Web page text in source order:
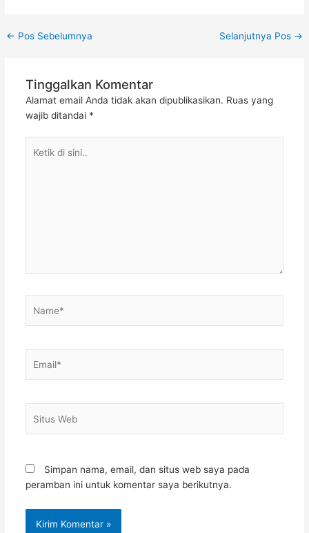
← Pos Sebelumnya Selanjutnya Pos →
Tinggalkan Komentar
Alamat email Anda tidak akan dipublikasikan. Ruas yang
wajib ditandai *
Web
Simpan nama, email, dan situs web saya pada
peramban ini untuk komentar saya berikutnya.